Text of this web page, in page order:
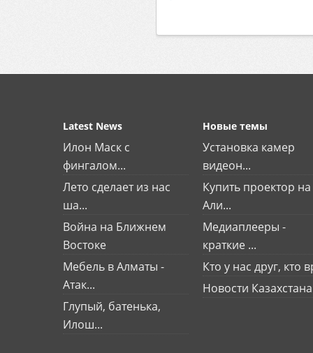
Latest News
Илон Маск с
фингалом...
Лето сделает из нас
ша...
Война на Ближнем
Востоке
Мебель в Алматы -
Атак...
Глупый, батенька,
Илош...
Новые темы
Установка камер
видеон...
Купить проектор на
Али...
Медиаплееры -
краткие ...
Кто у нас друг, кто
Новости Казахстана